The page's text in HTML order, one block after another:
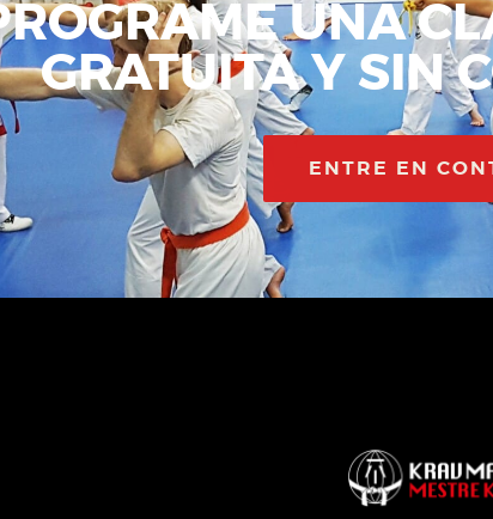
UNA
GRATUITA Y SIN
ENTRE EN